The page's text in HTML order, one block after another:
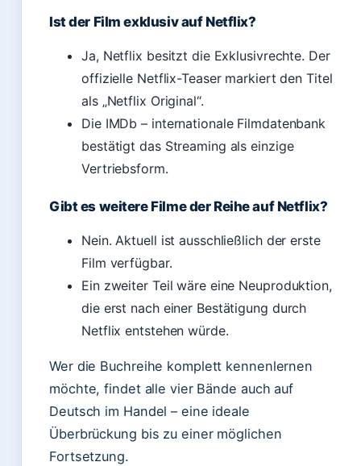
Ist der Film exklusiv auf Netflix?
Ja, Netflix besitzt die Exklusivrechte. Der
offizielle Netflix-Teaser markiert den Titel
als „Netflix Original“.
Die IMDb – internationale Filmdatenbank
bestätigt das Streaming als einzige
Vertriebsform.
Gibt es weitere Filme der Reihe auf Netflix?
Nein. Aktuell ist ausschließlich der erste
Film verfügbar.
Ein zweiter Teil wäre eine Neuproduktion,
die erst nach einer Bestätigung durch
Netflix entstehen würde.
Wer die Buchreihe komplett kennenlernen
möchte, findet alle vier Bände auch auf
Deutsch im Handel – eine ideale
Überbrückung bis zu einer möglichen
Fortsetzung.